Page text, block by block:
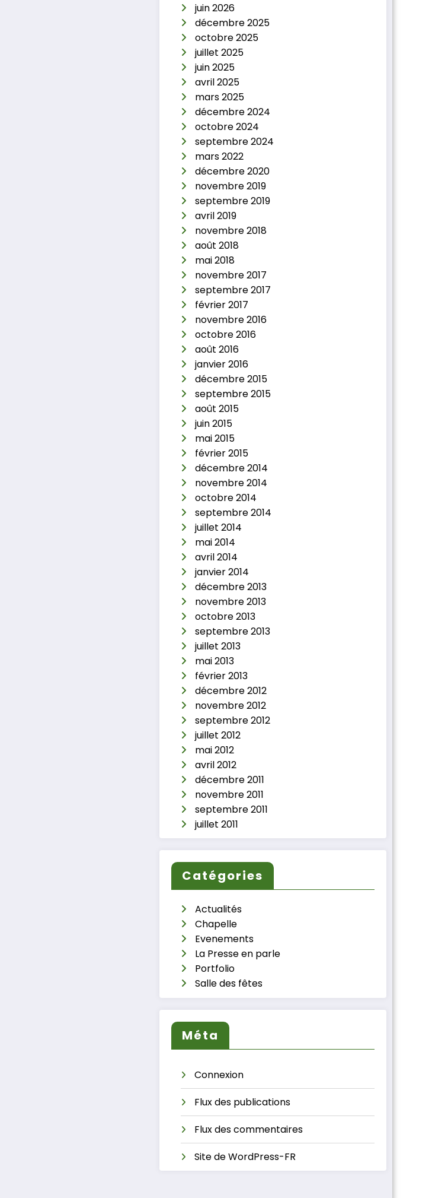
juin 2026
décembre 2025
octobre 2025
juillet 2025
juin 2025
avril 2025
mars 2025
décembre 2024
octobre 2024
septembre 2024
mars 2022
décembre 2020
novembre 2019
septembre 2019
avril 2019
novembre 2018
août 2018
mai 2018
novembre 2017
septembre 2017
février 2017
novembre 2016
octobre 2016
août 2016
janvier 2016
décembre 2015
septembre 2015
août 2015
juin 2015
mai 2015
février 2015
décembre 2014
novembre 2014
octobre 2014
septembre 2014
juillet 2014
mai 2014
avril 2014
janvier 2014
décembre 2013
novembre 2013
octobre 2013
septembre 2013
juillet 2013
mai 2013
février 2013
décembre 2012
novembre 2012
septembre 2012
juillet 2012
mai 2012
avril 2012
décembre 2011
novembre 2011
septembre 2011
juillet 2011
Catégories
Actualités
Chapelle
Evenements
La Presse en parle
Portfolio
Salle des fêtes
Méta
Connexion
Flux des publications
Flux des commentaires
Site de WordPress-FR